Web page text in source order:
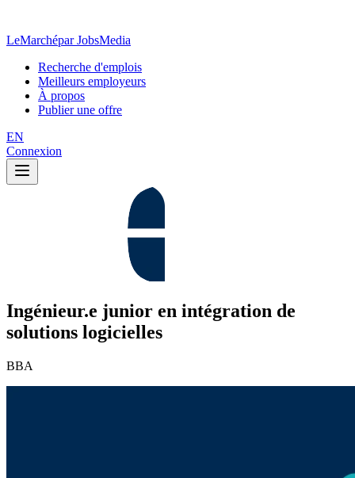
LeMarchépar JobsMedia
Recherche d'emplois
Meilleurs employeurs
À propos
Publier une offre
EN
Connexion
Ingénieur.e junior en intégration de
solutions logicielles
BBA